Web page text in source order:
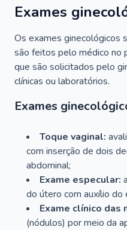
Exames
Os exames ginecológicos
são feitos pelo médico no
que são solicitados pelo
clínicas ou laboratórios.
Exames
Toque vaginal:
com inserção de dois
abdominal;
Exame especular:
do útero com auxílio do
Exame clínico das
(nódulos) por meio da